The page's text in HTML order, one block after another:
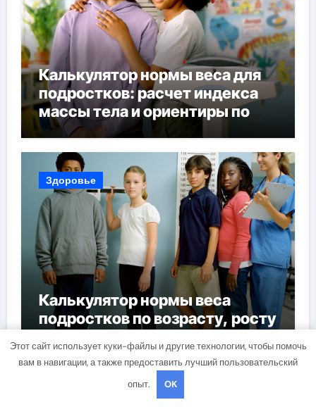
Калькулятор нормы веса для
подростков: расчет индекса
массы тела и ориентиры по
возрасту, росту и полу
Здоровье
Калькулятор нормы веса
подростков по возрасту, росту
Этот сайт использует куки-файлы и другие технологии, чтобы помочь
вам в навигации, а также предоставить лучший пользовательский
опыт.
OK